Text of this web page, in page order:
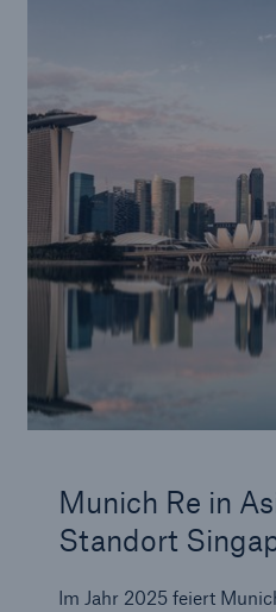
Munich Re in
Standort
Im Jahr 2025 feiert